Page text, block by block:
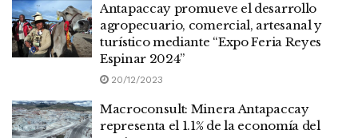
Antapaccay promueve el desarrollo
agropecuario, comercial, artesanal y
turístico mediante “Expo Feria Reyes
Espinar 2024”
20/12/2023
Macroconsult: Minera Antapaccay
representa el 1.1% de la economía del